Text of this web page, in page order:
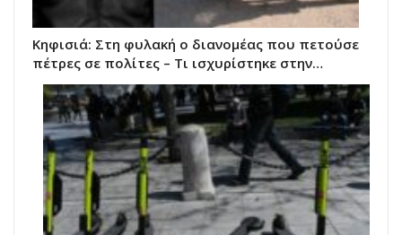
Κηφισιά: Στη φυλακή ο διανομέας που πετούσε
πέτρες σε πολίτες – Τι ισχυρίστηκε στην…